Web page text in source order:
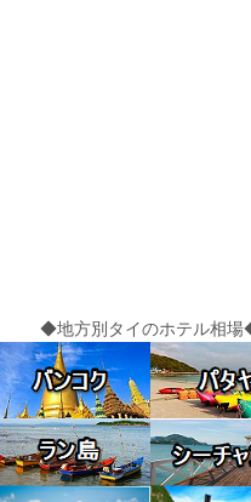
◆地方別タイのホテル相